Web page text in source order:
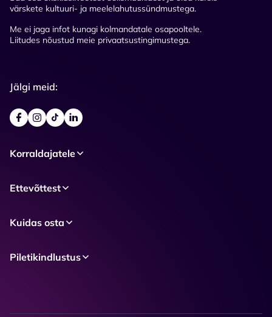
värskete kultuuri- ja meelelahutussündmustega.
Me ei jaga infot kunagi kolmandatale osapooltele.
Liitudes nõustud meie privaatsustingimustega.
Jälgi meid:
Korraldajatele
Ettevõttest
Kuidas osta
Piletikindlustus